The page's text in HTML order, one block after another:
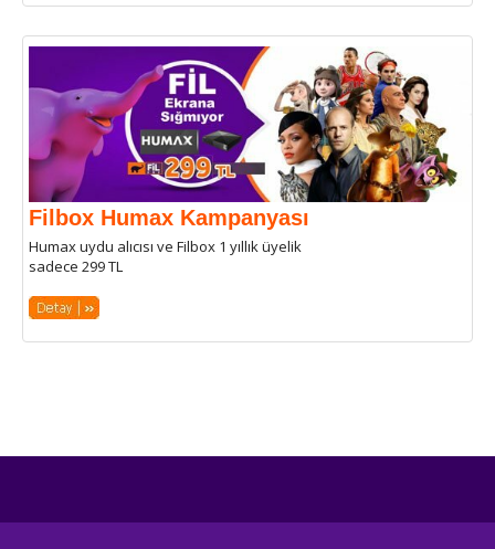
Filbox Humax Kampanyası
Humax uydu alıcısı ve Filbox 1 yıllık üyelik
sadece 299 TL